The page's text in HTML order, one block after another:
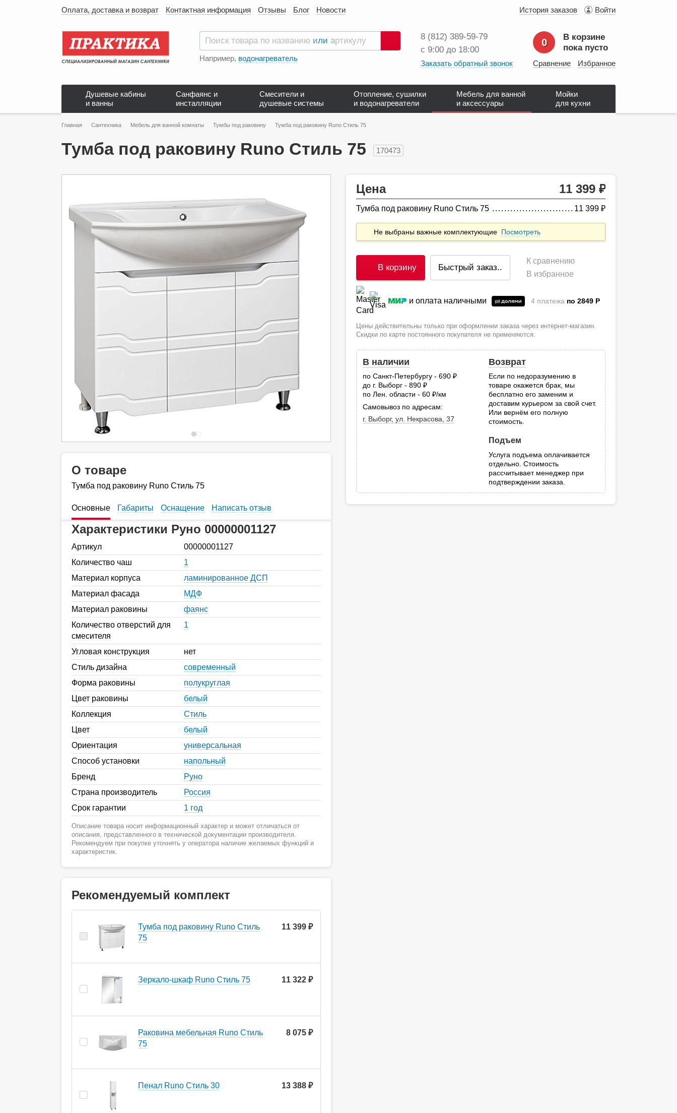
Оплата, доставка и возврат Контактная информация Отзывы Блог Новости История заказов Войти
Поиск
Например, водонагреватель
8 (812) 389‑59‑79
с 9:00 до 18:00
Заказать обратный звонок
0
В корзине
пока пусто
Сравнение Избранное
Душевые кабины
и ванны
Санфаянс и
инсталляции
Смесители и
душевые системы
Отопление, сушилки
и водонагреватели
Мебель для ванной
и аксессуары
Мойки
для кухни
Главная Сантехника Мебель для ванной комнаты Тумбы под раковину Тумба под раковину Runo Стиль 75
Тумба под раковину Runo Стиль 75 170473
Цена 11 399
Тумба под раковину Runo Стиль 75 11 399
Не выбраны важные комплектующие Посмотреть
В корзину Быстрый заказ..
К сравнению
В избранное
и оплата наличными 4 платежа по 2849 P
Цены действительны только при оформлении заказа через интернет-магазин.
Скидки по карте постоянного покупателя не применяются.
В наличии
по Санкт-Петербургу - 690
до г. Выборг - 890
по Лен. области - 60
руб.
/км
Самовывоз по адресам:
г. Выборг, ул. Некрасова, 37
Возврат
Если по недоразумению в
товаре окажется брак, мы
бесплатно его заменим и
доставим курьером за свой счет.
Или вернём его полную
стоимость.
Подъем
Услуга подъема оплачивается
отдельно. Стоимость
рассчитывает менеджер при
подтверждении заказа.
О товаре
Тумба под раковину Runo Стиль 75
Основные Габариты Оснащение Написать отзыв
Характеристики Руно 00000001127
Артикул
00000001127
Количество чаш
1
Материал корпуса
ламинированное ДСП
Материал фасада
МДФ
Материал раковины
фаянс
Количество отверстий для
смесителя
1
Угловая конструкция
нет
Стиль дизайна
современный
Форма раковины
полукруглая
Цвет раковины
белый
Коллекция
Стиль
Цвет
белый
Ориентация
универсальная
Способ установки
напольный
Бренд
Руно
Страна производитель
Россия
Срок гарантии
1 год
Описание товара носит информационный характер и может отличаться от
описания, представленного в технической документации производителя.
Рекомендуем при покупке уточнять у оператора наличие желаемых функций и
характеристик.
Рекомендуемый комплект
Тумба под раковину Runo Стиль
75
11 399 ₽
Зеркало-шкаф Runo Стиль 75 11 322 ₽
Раковина мебельная Runo Стиль
75
8 075 ₽
Пенал Runo Стиль 30 13 388 ₽